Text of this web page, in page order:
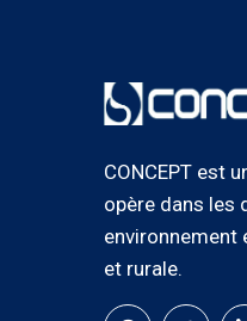
CONCEPT est
opère dans les
environnement
et rurale.